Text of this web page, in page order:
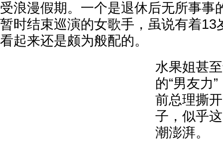
受浪漫假期。一个是退休后无所事事
暂时结束巡演的女歌手，虽说有着13
看起来还是颇为般配的。
水果姐甚
的“男友力
前总理撕
子，似乎
潮澎湃。